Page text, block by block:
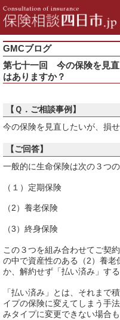
GMCブログ
第七十一回 今の保険を見直
はありますか？
【Ｑ．ご相談事例】
今の保険を見直したいが、損
【ご回答】
一般的に生命保険は次の３つ
（１）定期保険
（2）養老保険
（3）終身保険
この３つを組み合わせてご契
の中で資産性のある（2）養
か、解約せず「払い済み」す
「払い済み」とは、それまで
イプの保険に変えてしまう手
みタイプに変更できない場合